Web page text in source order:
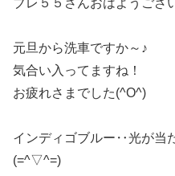
ブレ５５さんおはようござ
元旦から洗車ですか～♪
気合い入ってますね！
お疲れさまでした(^O^)
インディゴブルー‥光が当
(=^▽^=)